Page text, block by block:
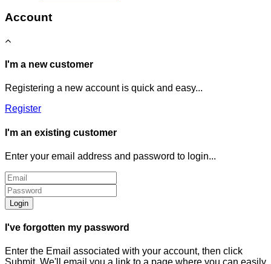
Account
I'm a new customer
Registering a new account is quick and easy...
Register
I'm an existing customer
Enter your email address and password to login...
Login
I've forgotten my password
Enter the Email associated with your account, then click